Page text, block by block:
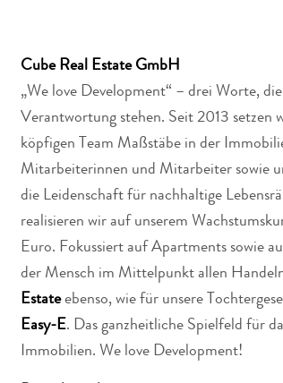
Cube Real Estate GmbH
„We love Development“ – drei Worte,
Verantwortung stehen. Seit 2013
köpfigen Team Maßstäbe in der
Mitarbeiterinnen und Mitarbeiter sowie
die Leidenschaft für nachhaltige
realisieren wir auf unserem
Euro. Fokussiert auf Apartments sowie
der Mensch im Mittelpunkt allen
Estateebenso, wie für unsere
Easy-E. Das ganzheitliche Spielfeld für
Immobilien. We love Development!